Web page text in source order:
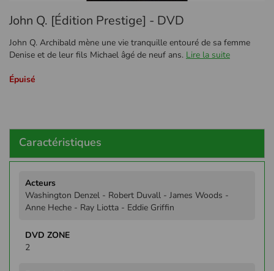
au
de
la
d’images
John Q. [Édition Prestige] - DVD
John Q. Archibald mène une vie tranquille entouré de sa femme
Denise et de leur fils Michael âgé de neuf ans. Lire la suite
Épuisé
Caractéristiques
d'infos
Washington Denzel - Robert Duvall - James Woods -
Anne Heche - Ray Liotta - Eddie Griffin
2